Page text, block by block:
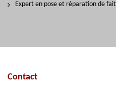
Expert en pose et réparation de
Contact